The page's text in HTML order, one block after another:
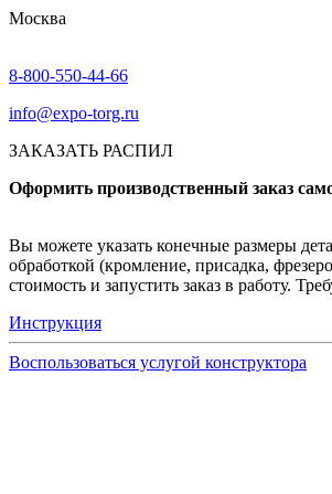
Москва
8-800-550-44-66
info@expo-torg.ru
ЗАКАЗАТЬ РАСПИЛ
Оформить производственный заказ
Вы можете указать конечные размеры
обработкой (кромление, присадка,
стоимость и запустить заказ в работу.
Инструкция
Воспользоваться услугой конструктора